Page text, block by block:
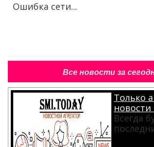
Ошибка сети...
Все новости за
Только
Всегда